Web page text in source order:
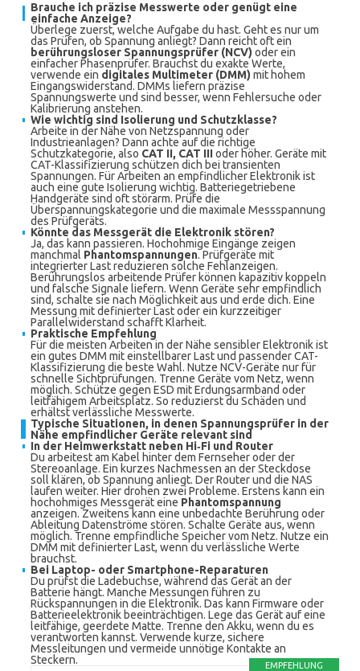
Brauche ich präzise Messwerte oder genügt eine
einfache Anzeige?
Überlege zuerst, welche Aufgabe du hast. Geht es nur um
das Prüfen, ob Spannung anliegt? Dann reicht oft ein
berührungsloser Spannungsprüfer (NCV) oder ein
einfacher Phasenprüfer. Brauchst du exakte Werte,
verwende ein digitales Multimeter (DMM) mit hohem
Eingangswiderstand. DMMs liefern präzise
Spannungswerte und sind besser, wenn Fehlersuche oder
Kalibrierung anstehen.
Wie wichtig sind Isolierung und Schutzklasse?
Arbeite in der Nähe von Netzspannung oder
Industrieanlagen? Dann achte auf die richtige
Schutzkategorie, also CAT II, CAT IIIoder höher. Geräte mit
CAT-Klassifizierung schützen dich bei transienten
Spannungen. Für Arbeiten an empfindlicher Elektronik ist
auch eine gute Isolierung wichtig. Batteriegetriebene
Handgeräte sind oft störarm. Prüfe die
Überspannungskategorie und die maximale Messspannung
des Prüfgeräts.
Könnte das Messgerät die Elektronik stören?
Ja, das kann passieren. Hochohmige Eingänge zeigen
manchmal Phantomspannungen. Prüfgeräte mit
integrierter Last reduzieren solche Fehlanzeigen.
Berührungslos arbeitende Prüfer können kapazitiv koppeln
und falsche Signale liefern. Wenn Geräte sehr empfindlich
sind, schalte sie nach Möglichkeit aus und erde dich. Eine
Messung mit definierter Last oder ein kurzzeitiger
Parallelwiderstand schafft Klarheit.
Praktische Empfehlung
Für die meisten Arbeiten in der Nähe sensibler Elektronik ist
ein gutes DMM mit einstellbarer Last und passender CAT-
Klassifizierung die beste Wahl. Nutze NCV-Geräte nur für
schnelle Sichtprüfungen. Trenne Geräte vom Netz, wenn
möglich. Schütze gegen ESD mit Erdungsarmband oder
leitfähigem Arbeitsplatz. So reduzierst du Schäden und
erhältst verlässliche Messwerte.
Typische Situationen, in denen Spannungsprüfer in der
Nähe empfindlicher Geräte relevant sind
In der Heimwerkstatt neben Hi‑Fi und Router
Du arbeitest am Kabel hinter dem Fernseher oder der
Stereoanlage. Ein kurzes Nachmessen an der Steckdose
soll klären, ob Spannung anliegt. Der Router und die NAS
laufen weiter. Hier drohen zwei Probleme. Erstens kann ein
hochohmiges Messgerät eine Phantomspannung
anzeigen. Zweitens kann eine unbedachte Berührung oder
Ableitung Datenströme stören. Schalte Geräte aus, wenn
möglich. Trenne empfindliche Speicher vom Netz. Nutze ein
DMM mit definierter Last, wenn du verlässliche Werte
brauchst.
Bei Laptop- oder Smartphone-Reparaturen
Du prüfst die Ladebuchse, während das Gerät an der
Batterie hängt. Manche Messungen führen zu
Rückspannungen in die Elektronik. Das kann Firmware oder
Batterieelektronik beeinträchtigen. Lege das Gerät auf eine
leitfähige, geerdete Matte. Trenne den Akku, wenn du es
verantworten kannst. Verwende kurze, sichere
Messleitungen und vermeide unnötige Kontakte an
Steckern.
EMPFEHLUNG